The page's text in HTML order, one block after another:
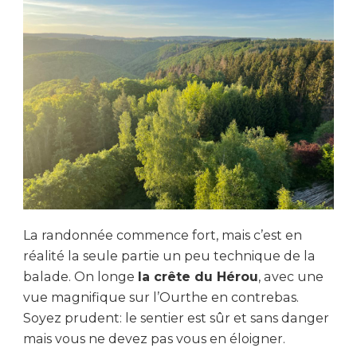
La randonnée commence fort, mais c’est en
réalité la seule partie un peu technique de la
balade. On longe la crête du Hérou, avec une
vue magnifique sur l’Ourthe en contrebas.
Soyez prudent: le sentier est sûr et sans danger
mais vous ne devez pas vous en éloigner.